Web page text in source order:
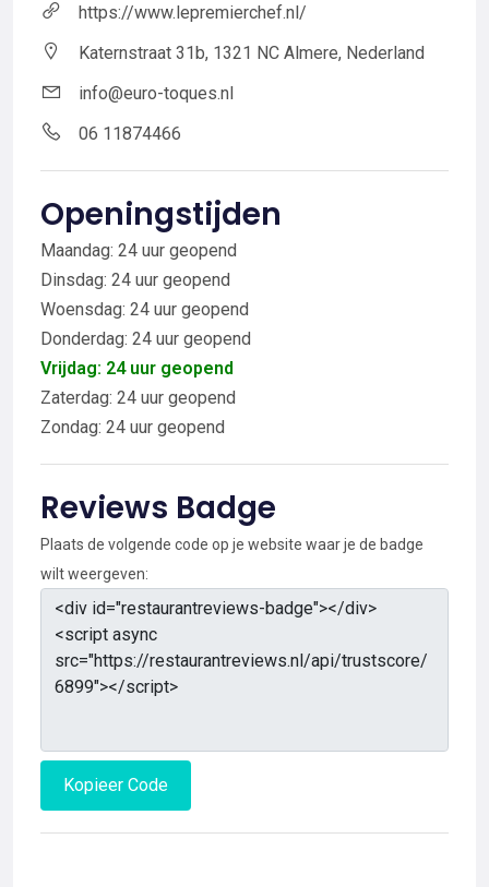
https://www.lepremierchef.nl/
Katernstraat 31b, 1321 NC Almere, Nederland
info@euro-toques.nl
06 11874466
Openingstijden
Maandag: 24 uur geopend
Dinsdag: 24 uur geopend
Woensdag: 24 uur geopend
Donderdag: 24 uur geopend
Vrijdag: 24 uur geopend
Zaterdag: 24 uur geopend
Zondag: 24 uur geopend
Reviews Badge
Plaats de volgende code op je website waar je de badge
wilt weergeven:
Kopieer Code